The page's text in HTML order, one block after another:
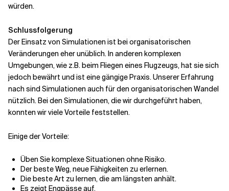
würden.
Schlussfolgerung
Der Einsatz von Simulationen ist bei organisatorischen
Veränderungen eher unüblich. In anderen komplexen
Umgebungen, wie z.B. beim Fliegen eines Flugzeugs, hat sie sich
jedoch bewährt und ist eine gängige Praxis. Unserer Erfahrung
nach sind Simulationen auch für den organisatorischen Wandel
nützlich. Bei den Simulationen, die wir durchgeführt haben,
konnten wir viele Vorteile feststellen.
Einige der Vorteile:
Üben Sie komplexe Situationen ohne Risiko.
Der beste Weg, neue Fähigkeiten zu erlernen.
Die beste Art zu lernen, die am längsten anhält.
Es zeigt Engpässe auf.